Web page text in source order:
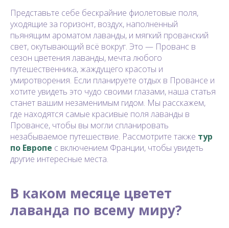
Представьте себе бескрайние фиолетовые поля,
уходящие за горизонт, воздух, наполненный
пьянящим ароматом лаванды, и мягкий прованский
свет, окутывающий всё вокруг. Это — Прованс в
сезон цветения лаванды, мечта любого
путешественника, жаждущего красоты и
умиротворения. Если планируете отдых в Провансе и
хотите увидеть это чудо своими глазами, наша статья
станет вашим незаменимым гидом. Мы расскажем,
где находятся самые красивые поля лаванды в
Провансе, чтобы вы могли спланировать
незабываемое путешествие. Рассмотрите также тур
по Европе с включением Франции, чтобы увидеть
другие интересные места.
В каком месяце цветет
лаванда по всему миру?